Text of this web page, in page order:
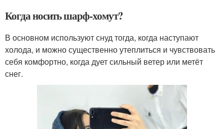
Когда носить шарф-хомут?
В основном используют снуд тогда, когда наступают
холода, и можно существенно утеплиться и чувствовать
себя комфортно, когда дует сильный ветер или метёт
снег.